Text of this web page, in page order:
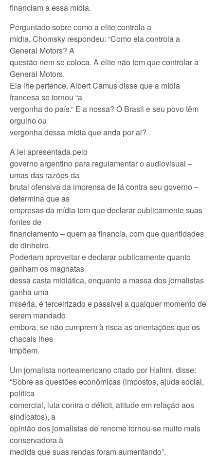
financiam a essa mídia.
Perguntado sobre como a elite controla a
mídia, Chomsky respondeu: “Como ela controla a
General Motors? A
questão nem se coloca. A elite não tem que controlar a
General Motors.
Ela lhe pertence. Albert Camus disse que a mídia
francesa se tornou “a
vergonha do país.” E a nossa? O Brasil e seu povo têm
orgulho ou
vergonha dessa mídia que anda por ai?
A lei apresentada pelo
governo argentino para regulamentar o audiovisual –
umas das razões da
brutal ofensiva da imprensa de lá contra seu governo –
determina que as
empresas da mídia tem que declarar publicamente suas
fontes de
financiamento – quem as financia, com que quantidades
de dinheiro.
Poderiam aproveitar e declarar publicamente quanto
ganham os magnatas
dessa casta midiática, enquanto a massa dos jornalistas
ganha uma
miséria, é terceirizado e passível a qualquer momento de
serem mandado
embora, se não cumprem à risca as orientações que os
chacais lhes
impõem.
Um jornalista norteamericano citado por Halimi, disse:
“Sobre as questões econômicas (impostos, ajuda social,
política
comercial, luta contra o déficit, atitude em relação aos
sindicatos), a
opinião dos jornalistas de renome tornou-se muito mais
conservadora à
medida que suas rendas foram aumentando”.